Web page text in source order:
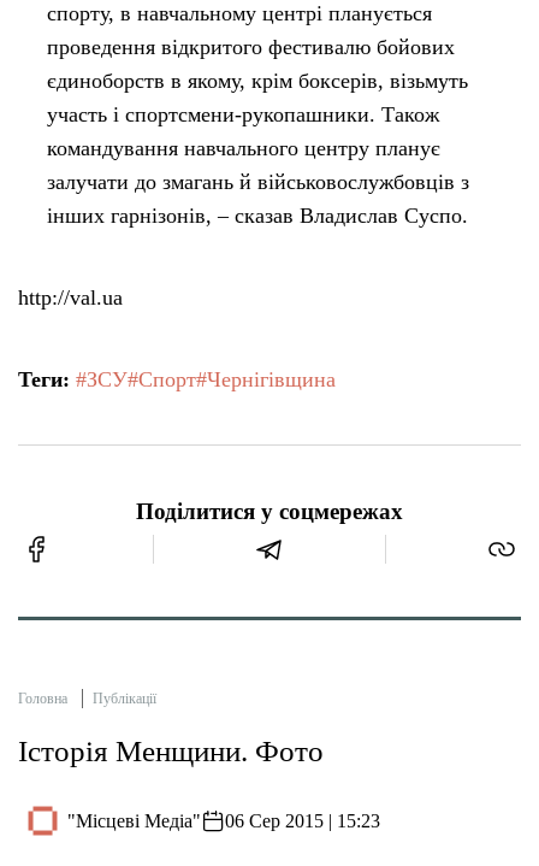
спорту, в навчальному центрі планується
проведення відкритого фестивалю бойових
єдиноборств в якому, крім боксерів, візьмуть
участь і спортсмени-рукопашники. Також
командування навчального центру планує
залучати до змагань й військовослужбовців з
інших гарнізонів, – сказав Владислав Суспо.
http://val.ua
Теги: #ЗСУ#Спорт#Чернігівщина
Поділитися у соцмережах
Головна Публікації
Історія Менщини. Фото
"Місцеві Медіа" 06 Сер 2015 | 15:23